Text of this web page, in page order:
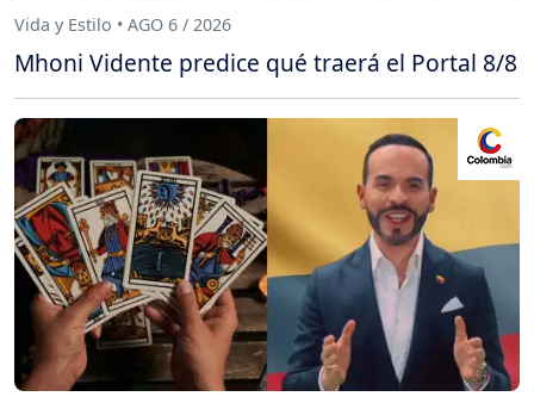
Vida y Estilo • AGO 6 / 2026
Mhoni Vidente predice qué traerá el Portal 8/8